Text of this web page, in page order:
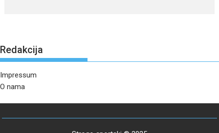
Redakcija
Impressum
O nama